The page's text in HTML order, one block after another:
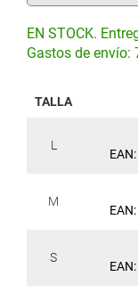
EN STOCK.
Gastos de envío:
TALLA
L
EAN:
M
EAN:
S
EAN: